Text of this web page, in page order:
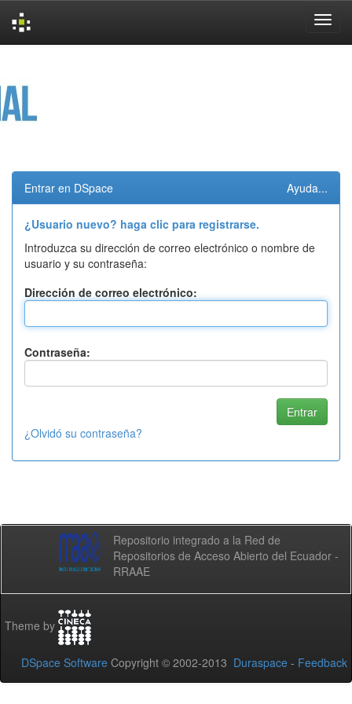
Entrar en DSpace Ayuda...
¿Usuario nuevo? haga clic para registrarse.
Introduzca su dirección de correo electrónico o nombre de
usuario y su contraseña:
Dirección de correo electrónico:
Contraseña:
¿Olvidó su contraseña?
Repositorio integrado a la Red de
Repositorios de Acceso Abierto del Ecuador -
RRAAE
Theme by
DSpace Software Copyright © 2002-2013 Duraspace - Feedback